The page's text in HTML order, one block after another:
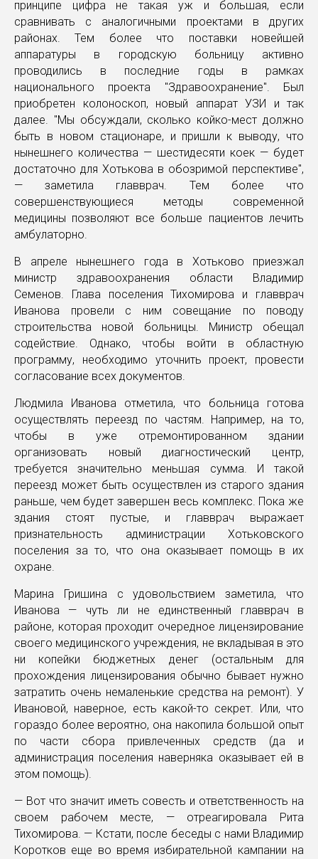
принципе цифра не такая уж и большая, если
сравнивать с аналогичными проектами в других
районах. Тем более что поставки новейшей
аппаратуры в городскую больницу активно
проводились в последние годы в рамках
национального проекта "Здравоохранение". Был
приобретен колоноскоп, новый аппарат УЗИ и так
далее. "Мы обсуждали, сколько койко-мест должно
быть в новом стационаре, и пришли к выводу, что
нынешнего количества — шестидесяти коек — будет
достаточно для Хотькова в обозримой перспективе",
— заметила главврач. Тем более что
совершенствующиеся методы современной
медицины позволяют все больше пациентов лечить
амбулаторно.
В апреле нынешнего года в Хотьково приезжал
министр здравоохранения области Владимир
Семенов. Глава поселения Тихомирова и главврач
Иванова провели с ним совещание по поводу
строительства новой больницы. Министр обещал
содействие. Однако, чтобы войти в областную
программу, необходимо уточнить проект, провести
согласование всех документов.
Людмила Иванова отметила, что больница готова
осуществлять переезд по частям. Например, на то,
чтобы в уже отремонтированном здании
организовать новый диагностический центр,
требуется значительно меньшая сумма. И такой
переезд может быть осуществлен из старого здания
раньше, чем будет завершен весь комплекс. Пока же
здания стоят пустые, и главврач выражает
признательность администрации Хотьковского
поселения за то, что она оказывает помощь в их
охране.
Марина Гришина с удовольствием заметила, что
Иванова — чуть ли не единственный главврач в
районе, которая проходит очередное лицензирование
своего медицинского учреждения, не вкладывая в это
ни копейки бюджетных денег (остальным для
прохождения лицензирования обычно бывает нужно
затратить очень немаленькие средства на ремонт). У
Ивановой, наверное, есть какой-то секрет. Или, что
гораздо более вероятно, она накопила большой опыт
по части сбора привлеченных средств (да и
администрация поселения наверняка оказывает ей в
этом помощь).
— Вот что значит иметь совесть и ответственность на
своем рабочем месте, — отреагировала Рита
Тихомирова. — Кстати, после беседы с нами Владимир
Коротков еще во время избирательной кампании на